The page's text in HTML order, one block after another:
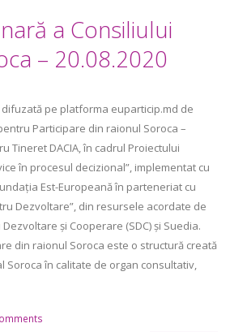
a Consiliului
– 20.08.2020
pe platforma euparticip.md de
Participare din raionul Soroca –
Tineret DACIA, în cadrul Proiectului
în procesul decizional”, implementat cu
Est-Europeană în parteneriat cu
Dezvoltare”, din resursele acordate de
și Cooperare (SDC) și Suedia.
din raionul Soroca este o structură creată
Soroca în calitate de organ consultativ,